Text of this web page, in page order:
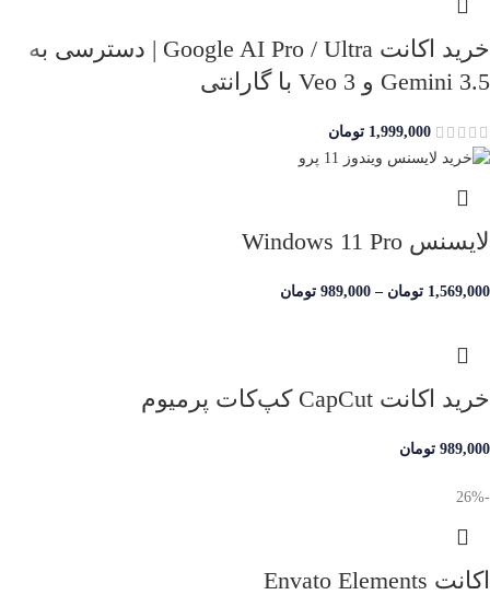
خرید اکانت Google AI Pro / Ultra | دسترسی به
Gemini 3.5 و Veo 3 با گارانتی
1,999,000 تومان
لایسنس Windows 11 Pro
1,569,000 تومان –
989,000 تومان
خرید اکانت CapCut کپ‌کات پرمیوم
989,000 تومان
-26%
اکانت Envato Elements